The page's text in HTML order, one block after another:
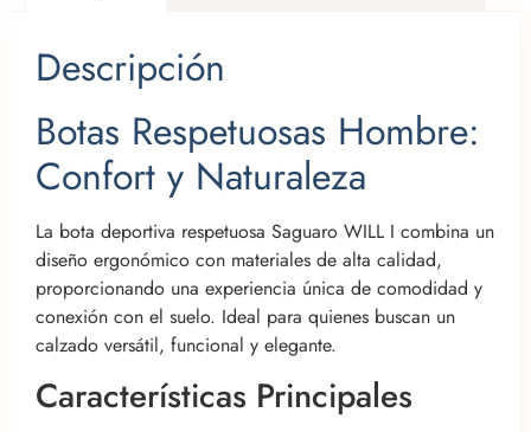
Descripción
Botas Respetuosas Hombre:
Confort y Naturaleza
La bota deportiva respetuosa Saguaro WILL I combina un
diseño ergonómico con materiales de alta calidad,
proporcionando una experiencia única de comodidad y
conexión con el suelo. Ideal para quienes buscan un
calzado versátil, funcional y elegante.
Características Principales